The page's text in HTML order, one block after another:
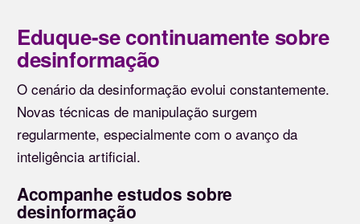
Eduque-se continuamente sobre
desinformação
O cenário da desinformação evolui constantemente.
Novas técnicas de manipulação surgem
regularmente, especialmente com o avanço da
inteligência artificial.
Acompanhe estudos sobre
desinformação